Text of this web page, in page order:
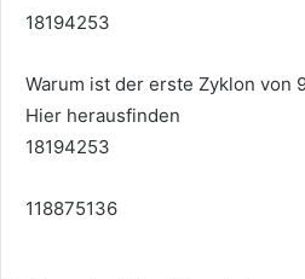
18194253
Warum ist der erste Zyklon von
Hier herausfinden
18194253
118875136